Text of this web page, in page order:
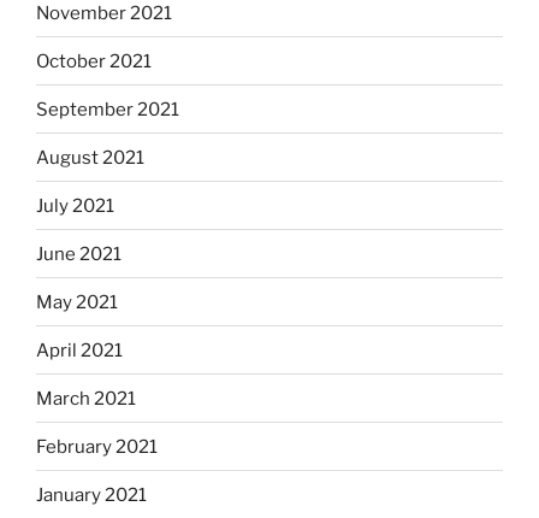
November 2021
October 2021
September 2021
August 2021
July 2021
June 2021
May 2021
April 2021
March 2021
February 2021
January 2021